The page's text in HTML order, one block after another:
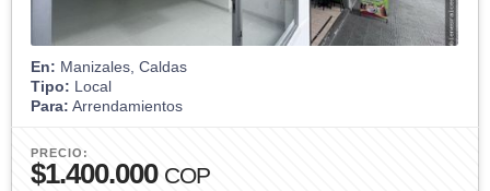
En: Manizales, Caldas
Tipo: Local
Para: Arrendamientos
PRECIO:
$1.400.000 COP